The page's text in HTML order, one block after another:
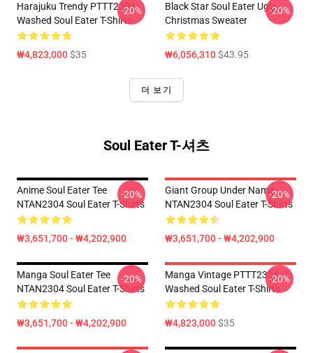
Harajuku Trendy PTTT2304
Washed Soul Eater T-Shirts
₩4,823,000$35
-20%
Black Star Soul Eater Ugly
Christmas Sweater
₩6,056,310$43.95
-20%
더 보기
Soul Eater T-셔츠
Anime Soul Eater Tee
NTAN2304 Soul Eater T-Shirts
₩3,651,700 - ₩4,202,900
-20%
Giant Group Under Name
NTAN2304 Soul Eater T-Shirts
₩3,651,700 - ₩4,202,900
-20%
Manga Soul Eater Tee
NTAN2304 Soul Eater T-Shirts
₩3,651,700 - ₩4,202,900
-20%
Manga Vintage PTTT2304
Washed Soul Eater T-Shirts
₩4,823,000$35
-20%